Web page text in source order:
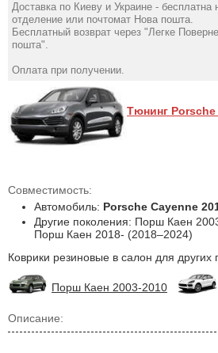
Доставка по Киеву и Украине - бесплатна
отделение или почтомат Нова пошта.
Бесплатный возврат через "Легке
пошта".
Оплата при получении.
Тюнинг Porsche
Совместимость:
Автомобиль: Porsche Cayenne
Другие поколения: Порш Каен
Порш Каен 2018- (2018–2024)
Коврики резиновые в салон для других
Порш Каен 2003-2010
Описание: